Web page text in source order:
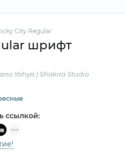
City Regular
шрифт
Yahya | Shakira Studio
ссылкой: